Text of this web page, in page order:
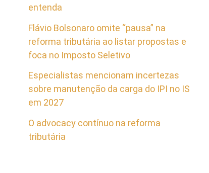
entenda
Flávio Bolsonaro omite “pausa” na
reforma tributária ao listar propostas e
foca no Imposto Seletivo
Especialistas mencionam incertezas
sobre manutenção da carga do IPI no IS
em 2027
O advocacy contínuo na reforma
tributária